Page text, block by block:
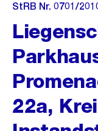
StRB Nr. 0701/
22a,